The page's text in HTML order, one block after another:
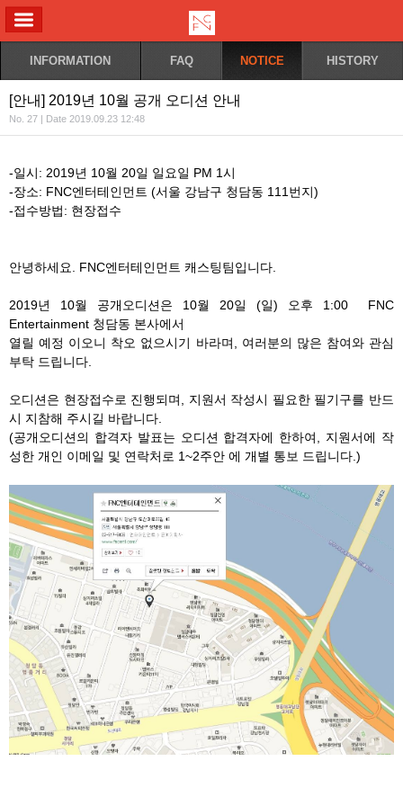
INFORMATION FAQ NOTICE HISTORY
[안내] 2019년 10월 공개 오디션 안내
No. 27 | Date 2019.09.23 12:48
-일시: 2019년 10월 20일 일요일 PM 1시
-장소: FNC엔터테인먼트 (서울 강남구 청담동 111번지)
-접수방법: 현장접수
안녕하세요. FNC엔터테인먼트 캐스팅팀입니다.
2019년 10월 공개오디션은 10월 20일 (일) 오후 1:00 FNC
Entertainment 청담동 본사에서
열릴 예정 이오니 착오 없으시기 바라며, 여러분의 많은 참여와 관심
부탁 드립니다.
오디션은 현장접수로 진행되며, 지원서 작성시 필요한 필기구를 반드
시 지참해 주시길 바랍니다.
(공개오디션의 합격자 발표는 오디션 합격자에 한하여, 지원서에 작
성한 개인 이메일 및 연락처로 1~2주안 에 개별 통보 드립니다.)